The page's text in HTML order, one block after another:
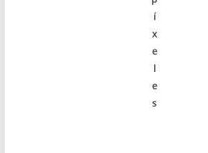
í
x
e
l
e
s